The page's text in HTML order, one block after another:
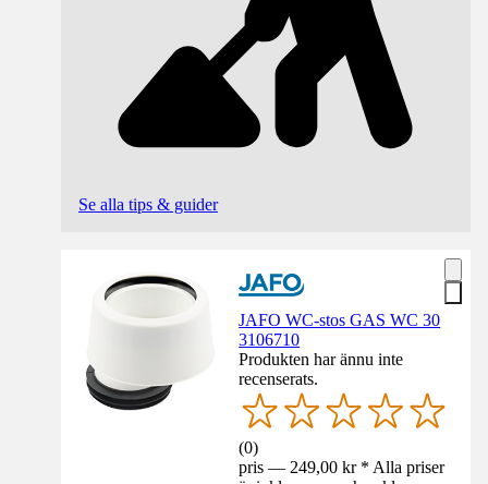
Se alla tips & guider
JAFO WC-stos GAS WC 30
3106710
Produkten har ännu inte
recenserats.
(0)
pris — 249,00 kr * Alla priser